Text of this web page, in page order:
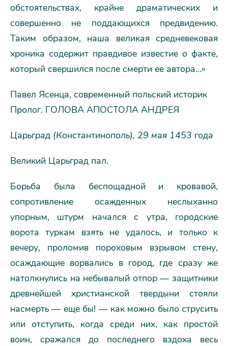
обстоятельствах, крайне драматических и
совершенно не поддающихся предвидению.
Таким образом, наша великая средневековая
хроника содержит правдивое известие о факте,
который свершился после смерти ее автора…»
Павел Ясенца, современный польский историк
Пролог. ГОЛОВА АПОСТОЛА АНДРЕЯ
Царьград (Константинополь), 29 мая 1453 года
Великий Царьград пал.
Борьба была беспощадной и кровавой,
сопротивление осажденных неслыханно
упорным, штурм начался с утра, городские
ворота туркам взять не удалось, и только к
вечеру, проломив пороховым взрывом стену,
осаждающие ворвались в город, где сразу же
натолкнулись на небывалый отпор — защитники
древнейшей христианской твердыни стояли
насмерть — еще бы! — как можно было струсить
или отступить, когда среди них, как простой
воин, сражался до последнего вздоха весь